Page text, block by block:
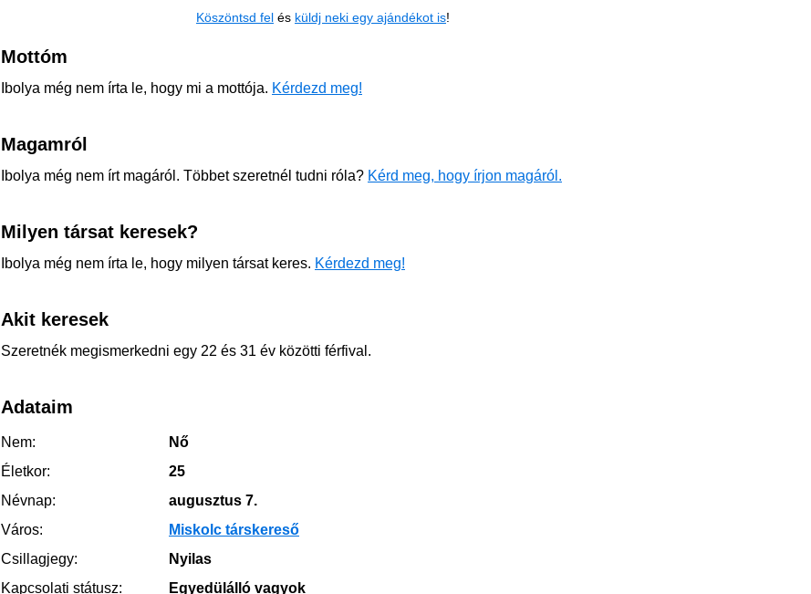
Köszöntsd fel és küldj neki egy ajándékot is!
Mottóm
Ibolya még nem írta le, hogy mi a mottója. Kérdezd meg!
Magamról
Ibolya még nem írt magáról. Többet szeretnél tudni róla? Kérd meg, hogy írjon magáról.
Milyen társat keresek?
Ibolya még nem írta le, hogy milyen társat keres. Kérdezd meg!
Akit keresek
Szeretnék megismerkedni egy 22 és 31 év közötti férfival.
Adataim
Nem:
Nő
Életkor:
25
Névnap:
augusztus 7.
Város:
Miskolc társkereső
Csillagjegy:
Nyilas
Kapcsolati státusz:
Egyedülálló vagyok